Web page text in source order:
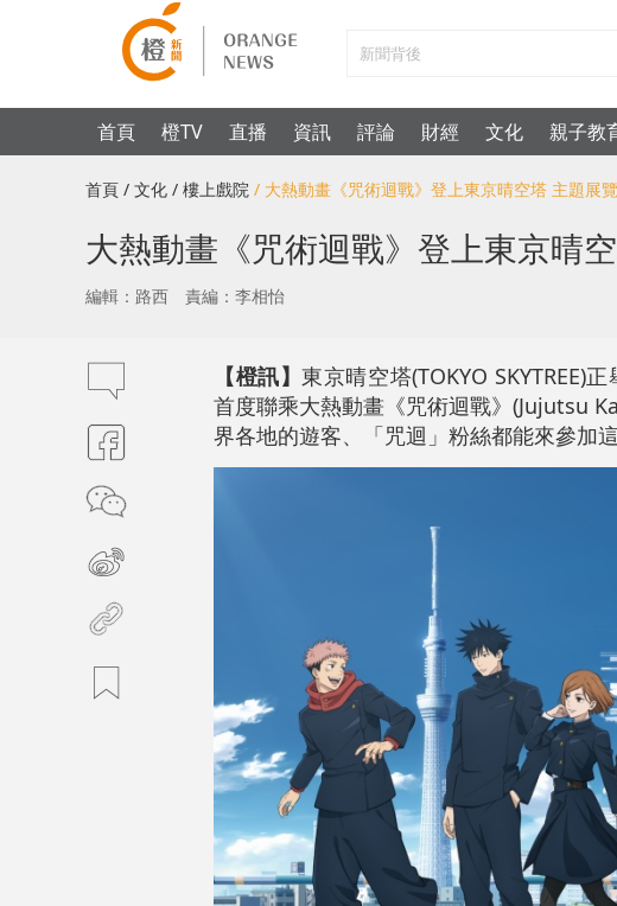
首頁 橙TV 直播 資訊 評論 財經 文化 親子教
首頁 / 文化 / 樓上戲院 / 大熱動畫《咒術迴戰》登上東京晴空塔 主題展
大熱動畫《咒術迴戰》登上東京晴
編輯：路西 責編：李相怡
【橙訊】東京晴空塔(TOKYO SKYTREE)
首度聯乘大熱動畫《咒術迴戰》(Jujutsu
界各地的遊客、「咒迴」粉絲都能來參加這